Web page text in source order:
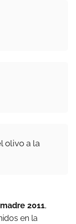
olivo a la
2011,
en la